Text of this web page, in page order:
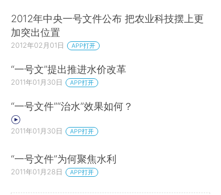
2012年中央一号文件公布 把农业科技摆上更
加突出位置
2012年02月01日 APP打开
“一号文”提出推进水价改革
2011年01月30日 APP打开
“一号文件”“治水”效果如何？
2011年01月30日 APP打开
“一号文件”为何聚焦水利
2011年01月28日 APP打开